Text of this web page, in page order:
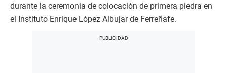
durante la ceremonia de colocación de primera piedra en
el Instituto Enrique López Albujar de Ferreñafe.